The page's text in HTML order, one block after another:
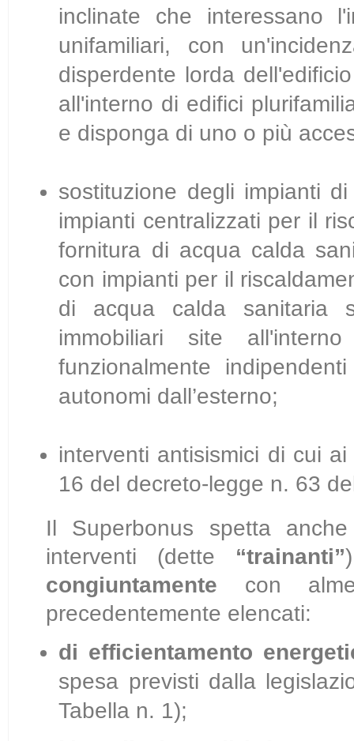
inclinate che interessano
unifamiliari, con
disperdente lorda
all'interno di edifici
e disponga di uno o più
sostituzione degli impianti
impianti centralizzati per il
fornitura di acqua calda
con impianti per il
di acqua calda sanitaria
immobiliari site
funzionalmente
autonomi dall’esterno;
interventi antisismici di cui
16 del decreto-legge n. 63
Il Superbonus spetta
interventi (dette “trainanti”
congiuntamente con
precedentemente elencati:
di efficientamento
spesa previsti dalla
Tabella n. 1);